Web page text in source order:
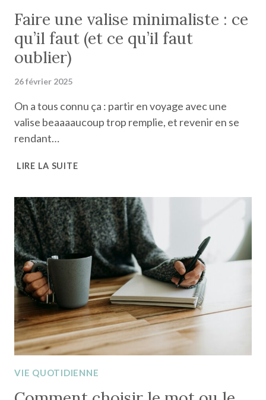
Faire une valise minimaliste : ce
qu’il faut (et ce qu’il faut
oublier)
26 février 2025
On a tous connu ça : partir en voyage avec une
valise beaaaaucoup trop remplie, et revenir en se
rendant…
LIRE LA SUITEFAIRE
MINIMALISTE
:
CE
QU’IL
FAUT
(ET
QU’IL
FAUT
OUBLIER)
VIE QUOTIDIENNE